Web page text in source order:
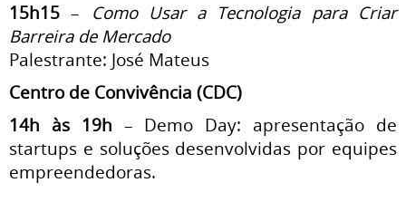
15h15 – Como Usar a Tecnologia para Criar
Barreira de Mercado
Palestrante: José Mateus
Centro de Convivência (CDC)
14h às 19h – Demo Day: apresentação de
startups e soluções desenvolvidas por equipes
empreendedoras.